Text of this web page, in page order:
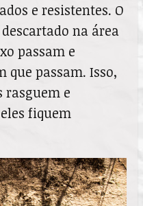
e resistentes. O
na área
passam e
que passam. Isso,
rasguem e
fiquem